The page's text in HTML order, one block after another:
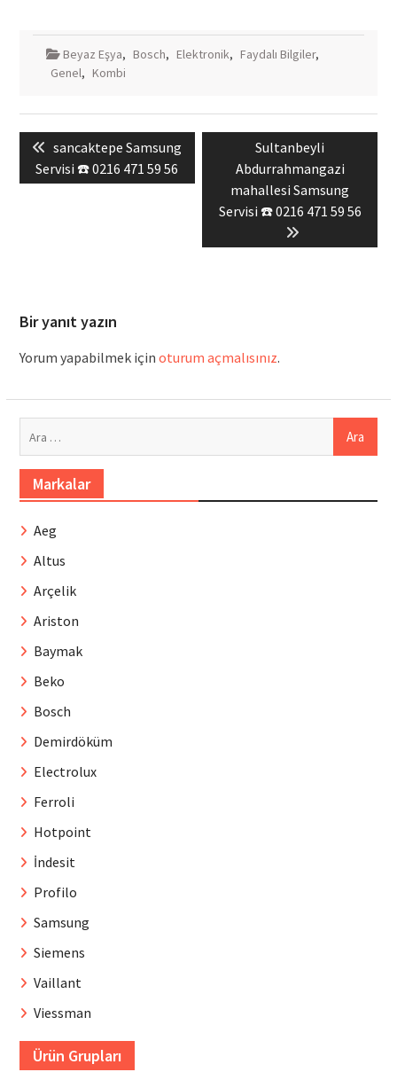
Beyaz Eşya, Bosch, Elektronik, Faydalı Bilgiler,
Genel, Kombi
Yazı
gezinmesi
Previous
post:
sancaktepe Samsung
Servisi ☎️ 0216 471 59 56
Next
post:
Sultanbeyli
Abdurrahmangazi
mahallesi Samsung
Servisi ☎️ 0216 471 59 56
Bir yanıt yazın
Yorum yapabilmek için oturum açmalısınız.
Markalar
Aeg
Altus
Arçelik
Ariston
Baymak
Beko
Bosch
Demirdöküm
Electrolux
Ferroli
Hotpoint
İndesit
Profilo
Samsung
Siemens
Vaillant
Viessman
Ürün Grupları